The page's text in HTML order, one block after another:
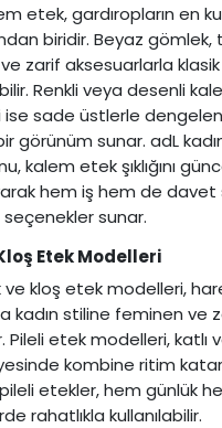
etek, gardıropların en
biridir. Beyaz gömlek,
zarif aksesuarlarla
Renkli veya desenli
ise sade üstlerle
görünüm sunar. adL
kalem etek şıklığını
hem iş hem de davet
sunar.
Etek Modelleri
ve kloş etekmodelleri,
kadın stiline feminen ve
Pileli etek modelleri, katlı
kombine ritim
etekler, hem günlük
rahatlıkla kullanılabilir.